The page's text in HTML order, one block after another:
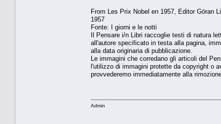
From Les Prix Nobel en 1957, Editor Göran
1957
Fonte: I giorni e le notti
Il Pensare i/n Libri raccoglie testi di natura
all'autore specificato in testa alla pagina,
alla data originaria di pubblicazione.
Le immagini che corredano gli articoli del
l'utilizzo di immagini protette da copyright o
provvederemo immediatamente alla
Admin